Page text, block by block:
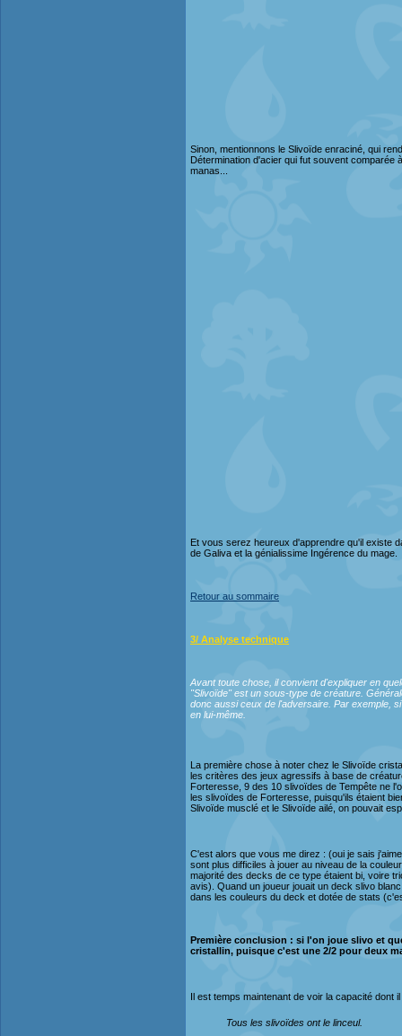
Sinon, mentionnons le Slivoïde enraciné, qui
Détermination d'acier qui fut souvent comparée
manas...
Et vous serez heureux d'apprendre qu'il existe
de Galiva et la génialissime Ingérence du mage.
Retour au sommaire
3/ Analyse technique
Avant toute chose, il convient d'expliquer en
"Slivoïde" est un sous-type de créature.
donc aussi ceux de l'adversaire. Par exemple,
en lui-même.
La première chose à noter chez le Slivoïde
les critères des jeux agressifs à base de
Forteresse, 9 des 10 slivoïdes de Tempête ne
les slivoïdes de Forteresse, puisqu'ils étaient
Slivoïde musclé et le Slivoïde ailé, on pouvait
C'est alors que vous me direz : (oui je sais
sont plus difficiles à jouer au niveau de la
majorité des decks de ce type étaient bi, voire
avis). Quand un joueur jouait un deck slivo
dans les couleurs du deck et dotée de stats
Première conclusion : si l'on joue slivo et
cristallin, puisque c'est une 2/2 pour deux
Il est temps maintenant de voir la capacité dont
Tous les slivoïdes ont le linceul.